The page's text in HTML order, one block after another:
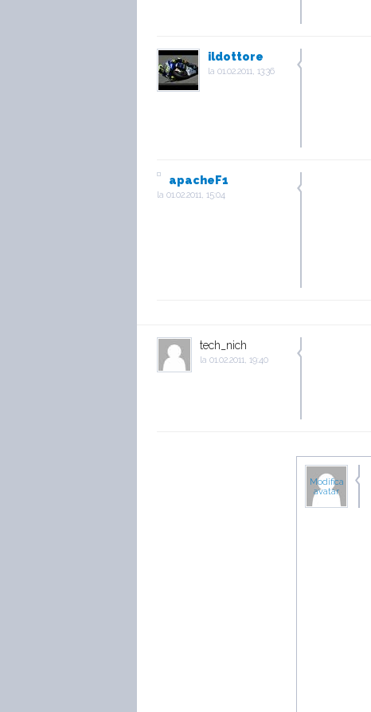
ildottore
la 01.02.2011, 13:36
apacheF1
la 01.02.2011, 15:04
tech_nich
la 01.02.2011, 19:40
Modifica
avatar